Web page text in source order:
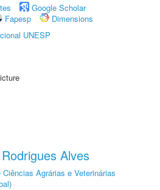
Google Scholar
Fapesp
Dimensions
UNESP
Alves
Ciências Agrárias e Veterinárias